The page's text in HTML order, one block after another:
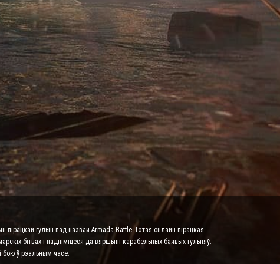
гульні пад назвай Armada Battle. Гэтая онлайн-пірацкая
бітвах і падніміцеся да вяршыні карабельных баявых гульняў.
бою ў рэальным часе.